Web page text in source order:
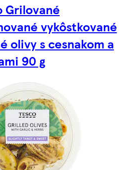
Grilované
vykôstkované
olivy s cesnakom a
90 g